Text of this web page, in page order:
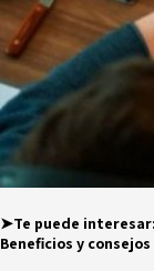
➤Te puede interesar:
Beneficios y consejos